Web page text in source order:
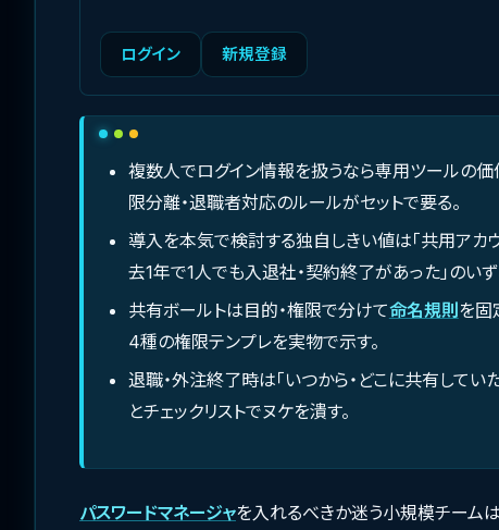
ログイン 新規登録
複数人でログイン情報を扱うなら専用ツールの
限分離・退職者対応のルールがセットで要る。
導入を本気で検討する独自しきい値は「共用アカ
去1年で1人でも入退社・契約終了があった」のいず
共有ボールトは目的・権限で分けて命名規則 を固
4種の権限テンプレを実物で示す。
退職・外注終了時は「いつから・どこに共有して
とチェックリストでヌケを潰す。
パスワードマネージャを入れるべきか迷う小規模チームは